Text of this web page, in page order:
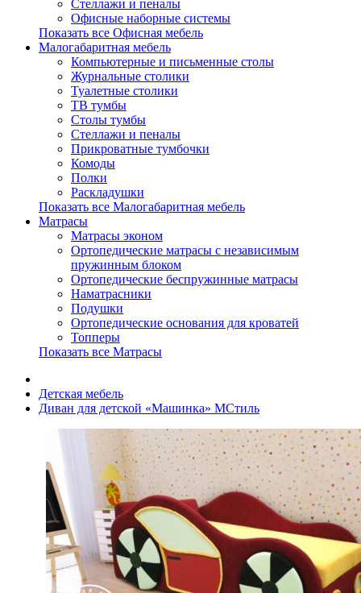
Стеллажи и пеналы
Офисные наборные системы
Показать все Офисная мебель
Малогабаритная мебель
Компьютерные и письменные столы
Журнальные столики
Туалетные столики
ТВ тумбы
Столы тумбы
Стеллажи и пеналы
Прикроватные тумбочки
Комоды
Полки
Раскладушки
Показать все Малогабаритная мебель
Матрасы
Матрасы эконом
Ортопедические матрасы с независимым
пружинным блоком
Ортопедические беспружинные матрасы
Наматрасники
Подушки
Ортопедические основания для кроватей
Топперы
Показать все Матрасы
Детская мебель
Диван для детской «Машинка» МСтиль